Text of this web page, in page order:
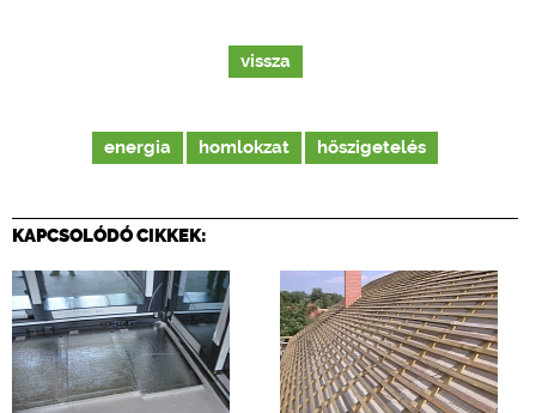
vissza
energia homlokzat hőszigetelés
KAPCSOLÓDÓ CIKKEK: